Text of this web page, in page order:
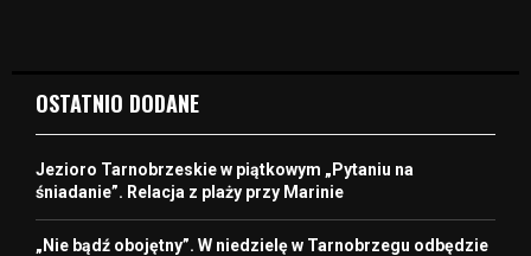
OSTATNIO DODANE
Jezioro Tarnobrzeskie w piątkowym „Pytaniu na
śniadanie”. Relacja z plaży przy Marinie
„Nie bądź obojętny”. W niedzielę w Tarnobrzegu odbędzie